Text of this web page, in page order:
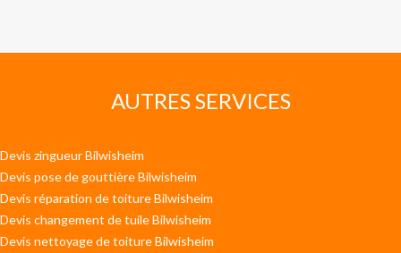
AUTRES SERVICES
Devis zingueur Bilwisheim
Devis pose de gouttière Bilwisheim
Devis réparation de toiture Bilwisheim
Devis changement de tuile Bilwisheim
Devis nettoyage de toiture Bilwisheim